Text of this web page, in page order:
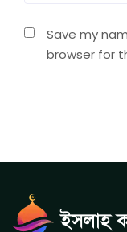
Save my
browser for